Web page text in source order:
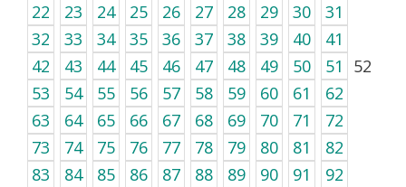
22
23 24 25 26 27 28 29 30
31
32
33 34 35 36 37 38 39 40
41
42
43 44 45 46 47 48 49 50 51
52
53
54 55 56 57 58 59 60 61
62
63
64 65 66 67 68 69 70 71
72
73
74 75 76 77 78 79 80 81
82
83
84 85 86 87 88 89 90 91
92